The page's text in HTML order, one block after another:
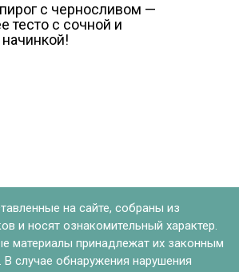
с черносливом —
тесто с сочной и
на сайте, собраны из
и носят ознакомительный характер.
материалы принадлежат их законным
случае обнаружения нарушения